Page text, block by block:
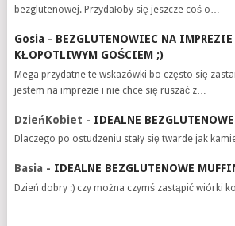
bezglutenowej. Przydałoby się jeszcze coś o…
Gosia- BEZGLUTENOWIEC NA
KŁOPOTLIWYM GOŚCIEM ;)
Mega przydatne te wskazówki bo często się
jestem na imprezie i nie chce się ruszać z…
DzieńKobiet - IDEALNE
Dlaczego po ostudzeniu stały się twarde jak
Basia - IDEALNE BEZGLUTENOWE
Dzień dobry :) czy można czymś zastąpić wiórki